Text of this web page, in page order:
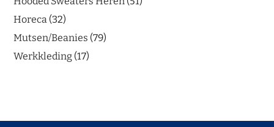
Horeca 32
Mutsen/Beanies 79
Werkkleding 17